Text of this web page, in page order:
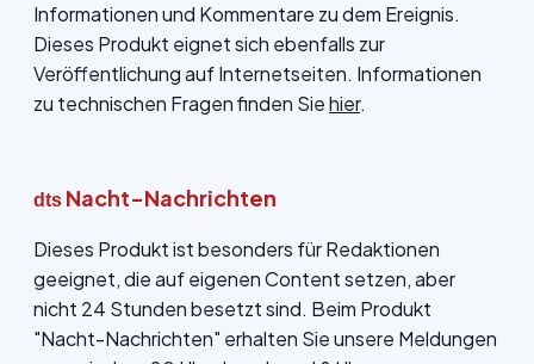
Informationen und Kommentare zu dem Ereignis.
Dieses Produkt eignet sich ebenfalls zur
Veröffentlichung auf Internetseiten. Informationen
zu technischen Fragen finden Siehier.
dts Nacht-Nachrichten
Dieses Produkt ist besonders für Redaktionen
geeignet, die auf eigenen Content setzen, aber
nicht 24 Stunden besetzt sind. Beim Produkt
"Nacht-Nachrichten" erhalten Sie unsere Meldungen